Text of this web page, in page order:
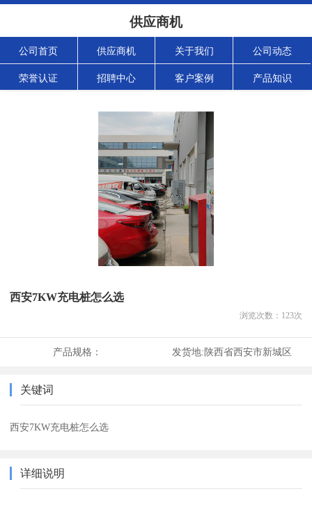
供应商机
公司首页 供应商机 关于我们 公司动态
荣誉认证 招聘中心 客户案例 产品知识
西安7KW充电桩怎么选
浏览次数： 123次
产品规格： 发货地:陕西省西安市新城区
关键词
西安7KW充电桩怎么选
详细说明